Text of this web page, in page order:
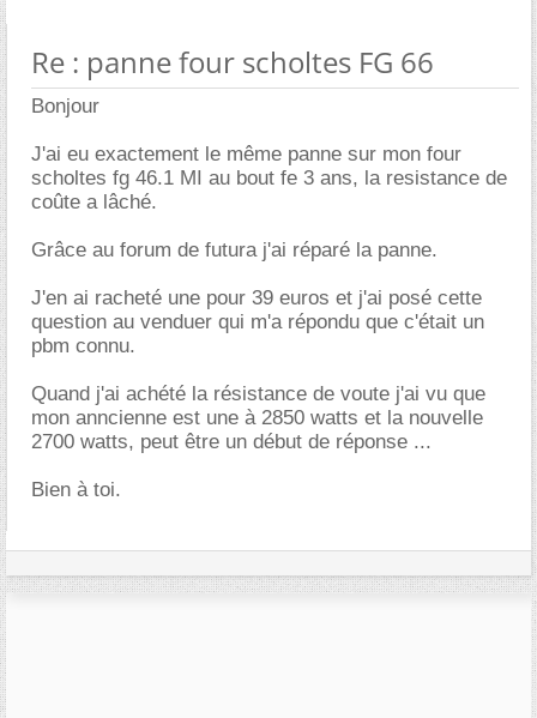
Re : panne four scholtes FG 66
Bonjour
J'ai eu exactement le même panne sur mon four
scholtes fg 46.1 MI au bout fe 3 ans, la resistance de
coûte a lâché.
Grâce au forum de futura j'ai réparé la panne.
J'en ai racheté une pour 39 euros et j'ai posé cette
question au venduer qui m'a répondu que c'était un
pbm connu.
Quand j'ai achété la résistance de voute j'ai vu que
mon anncienne est une à 2850 watts et la nouvelle
2700 watts, peut être un début de réponse ...
Bien à toi.